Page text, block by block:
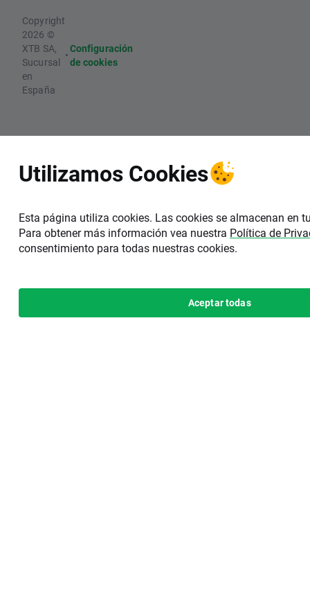
Copyright
2026 ©
XTB SA,
Sucursal
en
España
•
Configuración
de cookies
Utilizamos Cookies
Esta página utiliza cookies. Las cookies se almacenan en
Para obtener más información vea nuestra Política de
consentimiento para todas nuestras cookies.
Aceptar todas